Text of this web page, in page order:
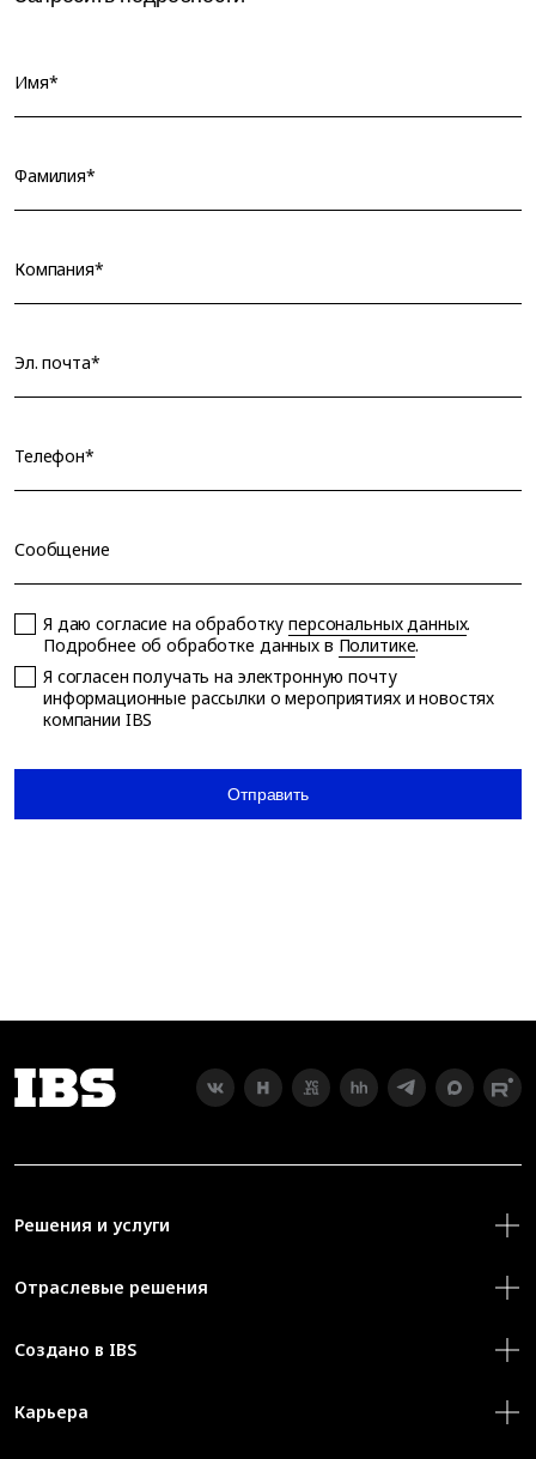
Имя*
Фамилия*
Компания*
Эл. почта*
Телефон*
Сообщение
Я даю согласие на обработкуперсональных данных.
Подробнее об обработке данных в Политике.
Я согласен получать на электронную почту
информационные рассылки о мероприятиях и новостях
компании IBS
Отправить
Решения и услуги
Отраслевые решения
Создано в IBS
Карьера